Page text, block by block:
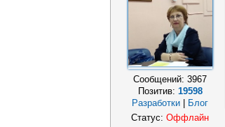
Сообщений: 3967
Позитив: 19598
Разработки
Блог
Статус: Оффлайн